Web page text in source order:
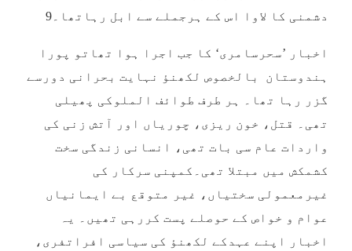
دشمنی کا لاوا اس کے ہرجملے سے ابل رہاتھا۔9
اخبار ’سحرسامری‘ کا جب اجرا ہوا تھاتو پورا
ہندوستان بالخصوص لکھنؤ نہایت بحرانی دورسے
گزر رہا تھا۔ ہر طرف طوائف الملوکی پھیلی
تھی۔ قتل، خون ریزی، چوریاں اور آتش زنی کی
واردات عام سی بات تھی، انسانی زندگی سخت
کشمکش میں مبتلا تھی۔کمپنی سرکار کی
غیرمعمولی سختیاں، غیر متوقع بے ایمانیاں
عوام و خواص کے حوصلے پست کررہی تھیں۔ یہ
اخبار اپنے عہدکے لکھنؤ کی سیاسی افراتفری،